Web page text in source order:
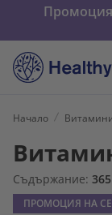
Промоция
Начало
Съдържание:
ПРОМОЦИЯ НА